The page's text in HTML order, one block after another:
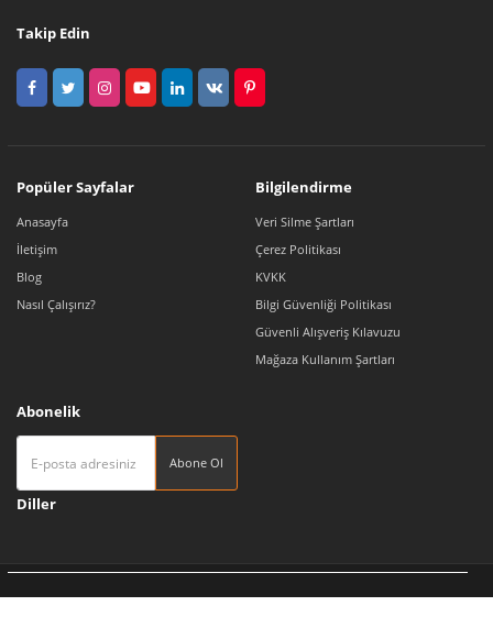
Takip Edin
Popüler Sayfalar
Anasayfa
İletişim
Blog
Nasıl Çalışırız?
Bilgilendirme
Veri Silme Şartları
Çerez Politikası
KVKK
Bilgi Güvenliği Politikası
Güvenli Alışveriş Kılavuzu
Mağaza Kullanım Şartları
Abonelik
Abone Ol
Diller